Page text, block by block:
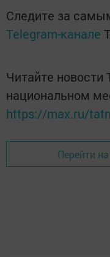
Следите за
Telegram-канале
Читайте новости
национальном
https://max.ru/
Перейти